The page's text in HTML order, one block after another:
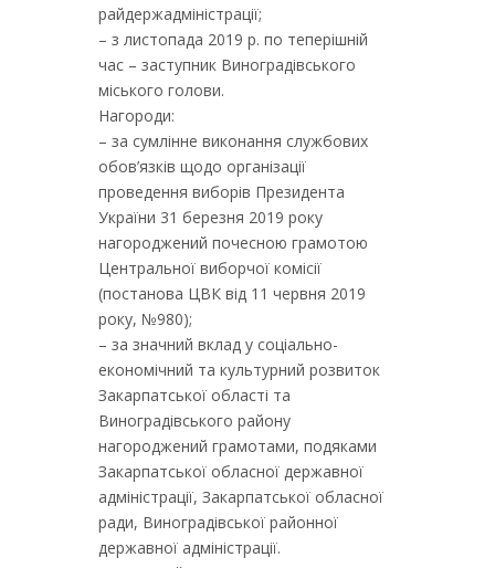
райдержадміністрації;
– з листопада 2019 р. по теперішній
час – заступник Виноградівського
міського голови.
Нагороди:
– за сумлінне виконання службових
обов’язків щодо організації
проведення виборів Президента
України 31 березня 2019 року
нагороджений почесною грамотою
Центральної виборчої комісії
(постанова ЦВК від 11 червня 2019
року, №980);
– за значний вклад у соціально-
економічний та культурний розвиток
Закарпатської області та
Виноградівського району
нагороджений грамотами, подяками
Закарпатської обласної державної
адміністрації, Закарпатської обласної
ради, Виноградівської районної
державної адміністрації.